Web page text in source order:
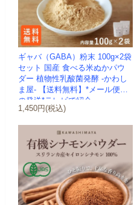
ギャバ（GABA）粉末 100g×2袋
セット 国産 食べる米ぬかパウ
ダー 植物性乳酸菌発酵 -かわし
ま屋- 【送料無料】*メール便で
の発送*テレビで紹介
1,450円(税込)